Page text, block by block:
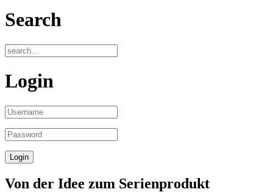
Search
Login
Von der Idee zum Serienprodukt